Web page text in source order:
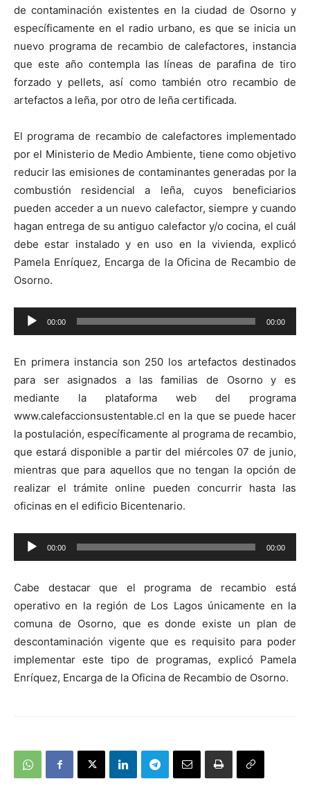
de contaminación existentes en la ciudad de Osorno y
específicamente en el radio urbano, es que se inicia un
nuevo programa de recambio de calefactores, instancia
que este año contempla las líneas de parafina de tiro
forzado y pellets, así como también otro recambio de
artefactos a leña, por otro de leña certificada.
El programa de recambio de calefactores implementado
por el Ministerio de Medio Ambiente, tiene como objetivo
reducir las emisiones de contaminantes generadas por la
combustión residencial a leña, cuyos beneficiarios
pueden acceder a un nuevo calefactor, siempre y cuando
hagan entrega de su antiguo calefactor y/o cocina, el cuál
debe estar instalado y en uso en la vivienda, explicó
Pamela Enríquez, Encarga de la Oficina de Recambio de
Osorno.
Reproductor
de
00:00 00:00
En primera instancia son 250 los artefactos destinados
para ser asignados a las familias de Osorno y es
mediante la plataforma web del programa
www.calefaccionsustentable.cl en la que se puede hacer
la postulación, específicamente al programa de recambio,
que estará disponible a partir del miércoles 07 de junio,
mientras que para aquellos que no tengan la opción de
realizar el trámite online pueden concurrir hasta las
oficinas en el edificio Bicentenario.
Reproductor
de
00:00 00:00
Cabe destacar que el programa de recambio está
operativo en la región de Los Lagos únicamente en la
comuna de Osorno, que es donde existe un plan de
descontaminación vigente que es requisito para poder
implementar este tipo de programas, explicó Pamela
Enríquez, Encarga de la Oficina de Recambio de Osorno.